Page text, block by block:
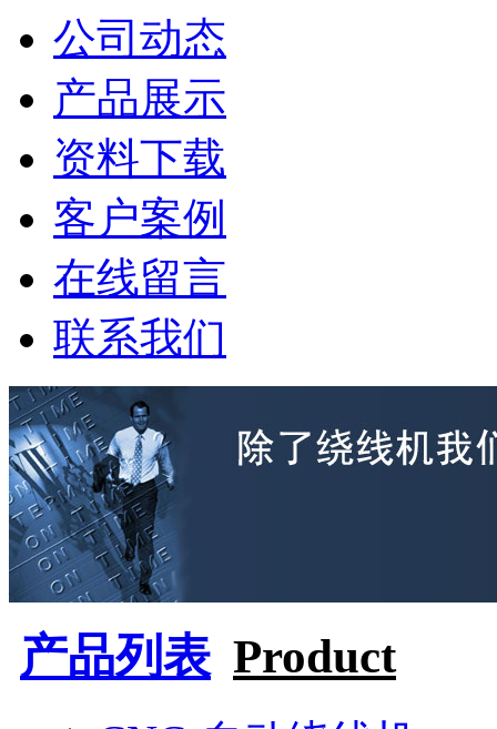
公司动态
产品展示
资料下载
客户案例
在线留言
联系我们
产品列表 Product